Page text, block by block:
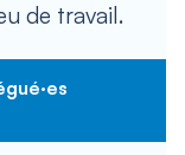
de travail.